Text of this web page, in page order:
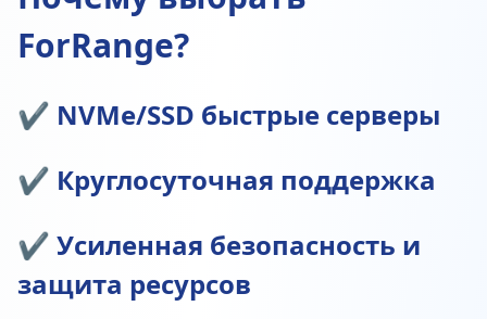
ForRange?
✔ NVMe/SSD быстрые серверы
✔ Круглосуточная поддержка
✔ Усиленная безопасность и
защита ресурсов